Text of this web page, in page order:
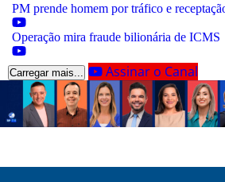
PM prende homem por tráfico e
Operação mira fraude bilionária de ICMS
Carregar mais... Assinar o Canal